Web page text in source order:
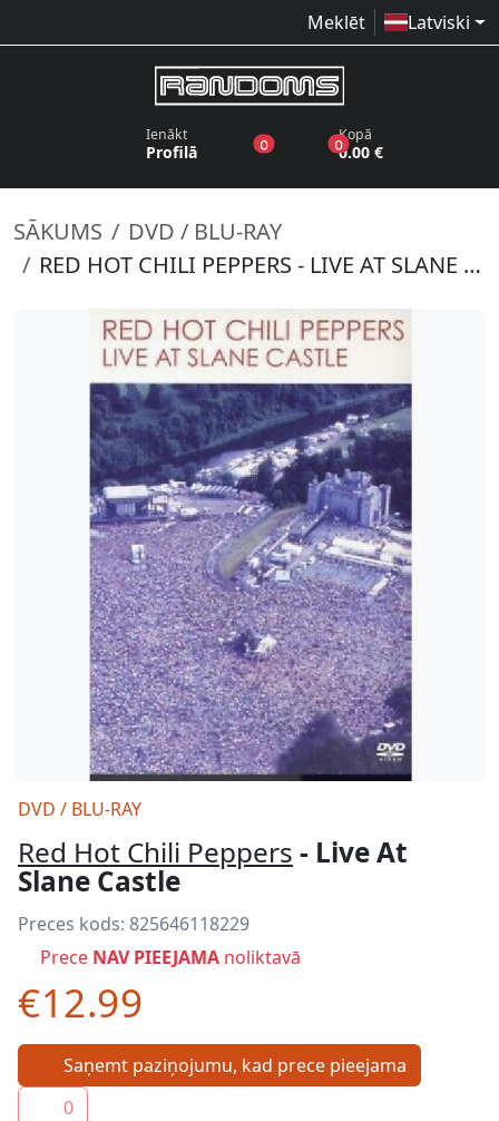
Meklēt Latviski
Ienākt
Profilā 0produkti vēlmju sarakstā
0produkti grozā
Kopā
0.00 €
SĀKUMS
DVD / BLU-RAY
RED HOT CHILI PEPPERS - LIVE AT SLANE CASTLE
DVD / BLU-RAY
Red Hot Chili Peppers - Live At
Slane Castle
Preces kods: 825646118229
Prece NAV PIEEJAMA noliktavā
€12.99
Saņemt paziņojumu, kad prece pieejama
0